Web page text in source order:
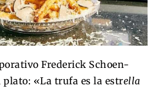
Frederick Schoen-
«La trufa es la estrella